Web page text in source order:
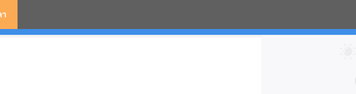
มกอล์ฟ ร่มกลับด้าน ราคาส่ง